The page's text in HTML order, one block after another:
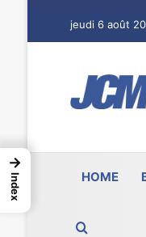
jeudi 6 août
HOME
→
Index